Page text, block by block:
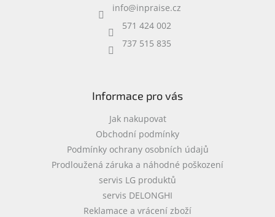
info@inpraise.cz
571 424 002
737 515 835
Informace pro vás
Jak nakupovat
Obchodní podmínky
Podmínky ochrany osobních údajů
Prodloužená záruka a náhodné poškození
servis LG produktů
servis DELONGHI
Reklamace a vrácení zboží